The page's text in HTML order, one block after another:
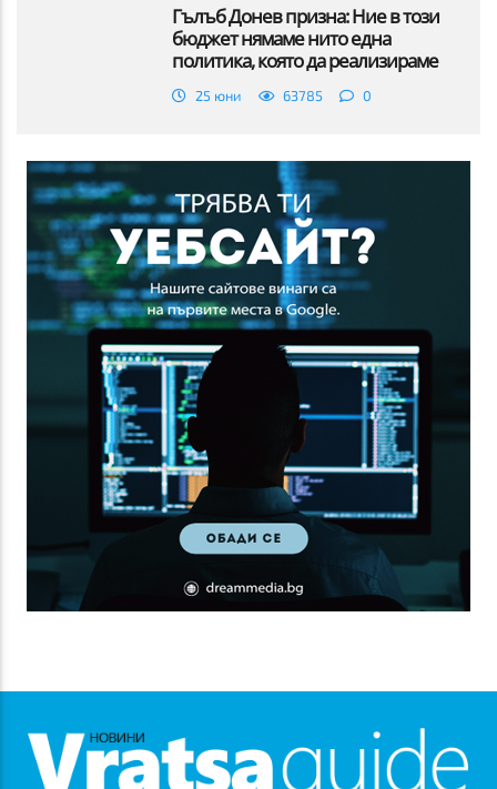
Гълъб Донев призна: Ние в този
бюджет нямаме нито една
политика, която да реализираме
25 юни 63785 0